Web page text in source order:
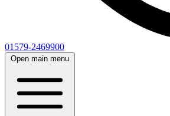
01579-2469900
Open main menu